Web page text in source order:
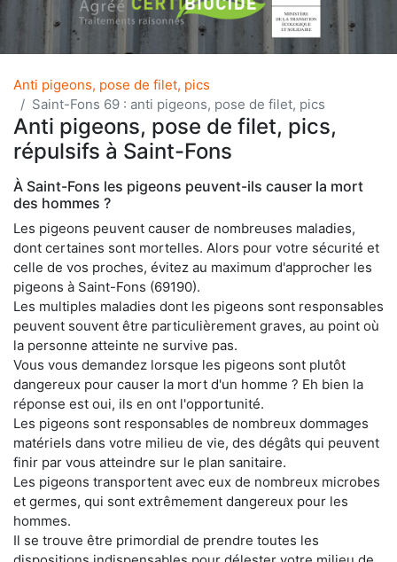
Anti pigeons, pose de filet, pics
Saint-Fons 69 : anti pigeons, pose de filet, pics
Anti pigeons, pose de filet, pics,
répulsifs à Saint-Fons
À Saint-Fons les pigeons peuvent-ils causer la mort
des hommes ?
Les pigeons peuvent causer de nombreuses maladies,
dont certaines sont mortelles. Alors pour votre sécurité et
celle de vos proches, évitez au maximum d'approcher les
pigeons à Saint-Fons (69190).
Les multiples maladies dont les pigeons sont responsables
peuvent souvent être particulièrement graves, au point où
la personne atteinte ne survive pas.
Vous vous demandez lorsque les pigeons sont plutôt
dangereux pour causer la mort d'un homme ? Eh bien la
réponse est oui, ils en ont l'opportunité.
Les pigeons sont responsables de nombreux dommages
matériels dans votre milieu de vie, des dégâts qui peuvent
finir par vous atteindre sur le plan sanitaire.
Les pigeons transportent avec eux de nombreux microbes
et germes, qui sont extrêmement dangereux pour les
hommes.
Il se trouve être primordial de prendre toutes les